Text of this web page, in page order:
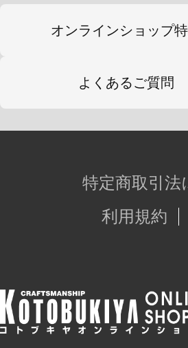
オンラインショップ
よくあるご質問
特定商取引法
利用規約